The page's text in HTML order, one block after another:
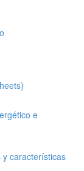
e
características